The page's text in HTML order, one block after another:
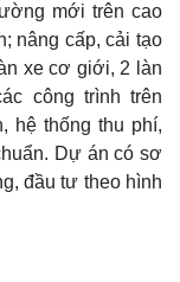
mới trên cao
nâng cấp, cải tạo
xe cơ giới, 2 làn
công trình trên
hệ thống thu phí,
Dự án có sơ
đầu tư theo hình